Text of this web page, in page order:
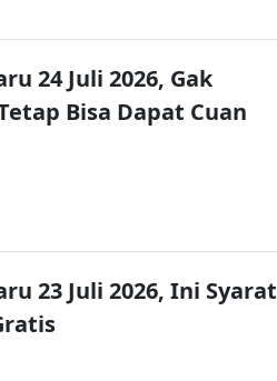
24 Juli 2026, Gak
Bisa Dapat Cuan
23 Juli 2026, Ini Syarat